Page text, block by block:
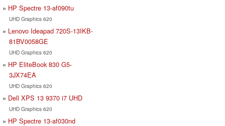
HP Spectre 13-af090tu
UHD Graphics 620
Lenovo Ideapad 720S-13IKB-
81BV0058GE
UHD Graphics 620
HP EliteBook 830 G5-
3JX74EA
UHD Graphics 620
Dell XPS 13 9370 i7 UHD
UHD Graphics 620
HP Spectre 13-af030nd